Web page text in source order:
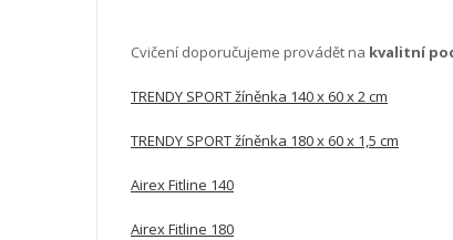
Cvičení doporučujeme provádět na kvalitní
TRENDY SPORT žíněnka 140 x 60 x 2 cm
TRENDY SPORT žíněnka 180 x 60 x 1,5 cm
Airex Fitline 140
Airex Fitline 180